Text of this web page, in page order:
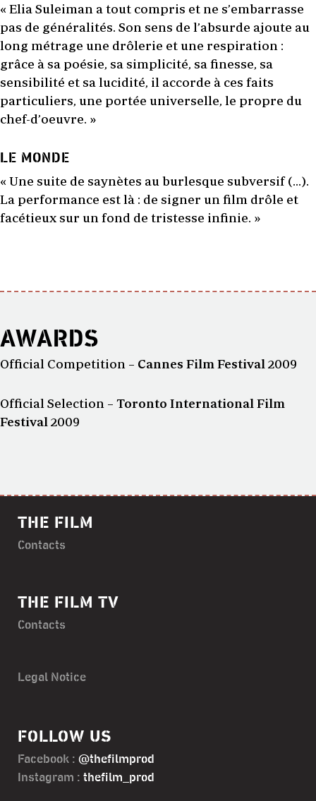
« Elia Suleiman a tout compris et ne s’embarrasse
pas de généralités. Son sens de l’absurde ajoute au
long métrage une drôlerie et une respiration :
grâce à sa poésie, sa simplicité, sa finesse, sa
sensibilité et sa lucidité, il accorde à ces faits
particuliers, une portée universelle, le propre du
chef-d’oeuvre. »
LE MONDE
« Une suite de saynètes au burlesque subversif (…).
La performance est là : de signer un film drôle et
facétieux sur un fond de tristesse infinie. »
AWARDS
Official Competition – Cannes Film Festival 2009
Official Selection – Toronto International Film
Festival 2009
THE FILM
Contacts
THE FILM TV
Contacts
Legal Notice
FOLLOW US
Facebook : @thefilmprod
Instagram : thefilm_prod